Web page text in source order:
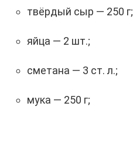
твёрдый сыр — 250 г;
яйца — 2 шт.;
сметана — 3 ст. л.;
мука — 250 г;